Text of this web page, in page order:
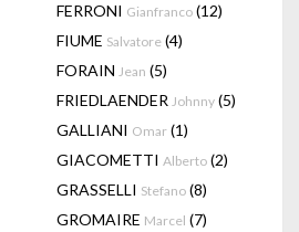
FERRONI Gianfranco (12)
FIUME Salvatore (4)
FORAIN Jean (5)
FRIEDLAENDER Johnny (5)
GALLIANI Omar (1)
GIACOMETTI Alberto (2)
GRASSELLI Stefano (8)
GROMAIRE Marcel (7)